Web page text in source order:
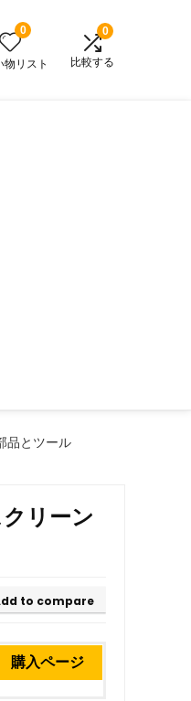
0
物リスト
0
比較する
品とツール
リーン
to compare
購入ページ